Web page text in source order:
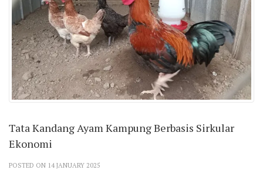
Tata Kandang Ayam Kampung Berbasis Sirkular
Ekonomi
POSTED ON 14 JANUARY 2025